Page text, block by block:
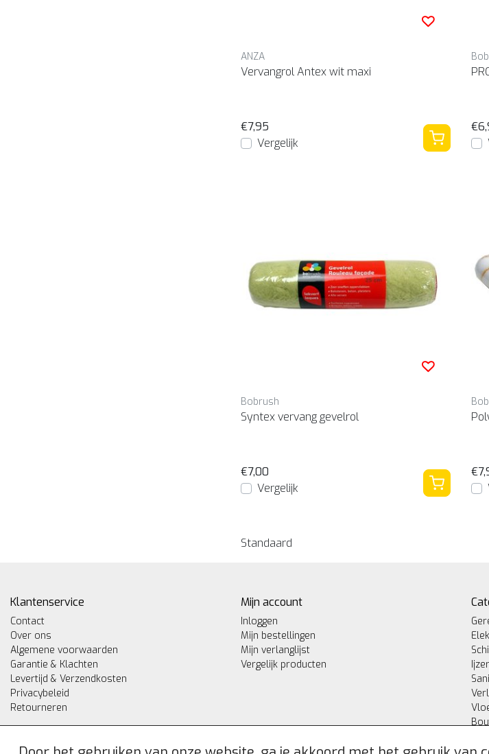
ANZA
Vervangrol Antex wit maxi
€7,95
Vergelijk
Bobrush
Syntex vervang gevelrol
€7,00
Vergelijk
Standaard
Klantenservice
Contact
Over ons
Algemene voorwaarden
Garantie & Klachten
Levertijd & Verzendkosten
Privacybeleid
Retourneren
Mijn account
Inloggen
Mijn bestellingen
Mijn verlanglijst
Vergelijk producten